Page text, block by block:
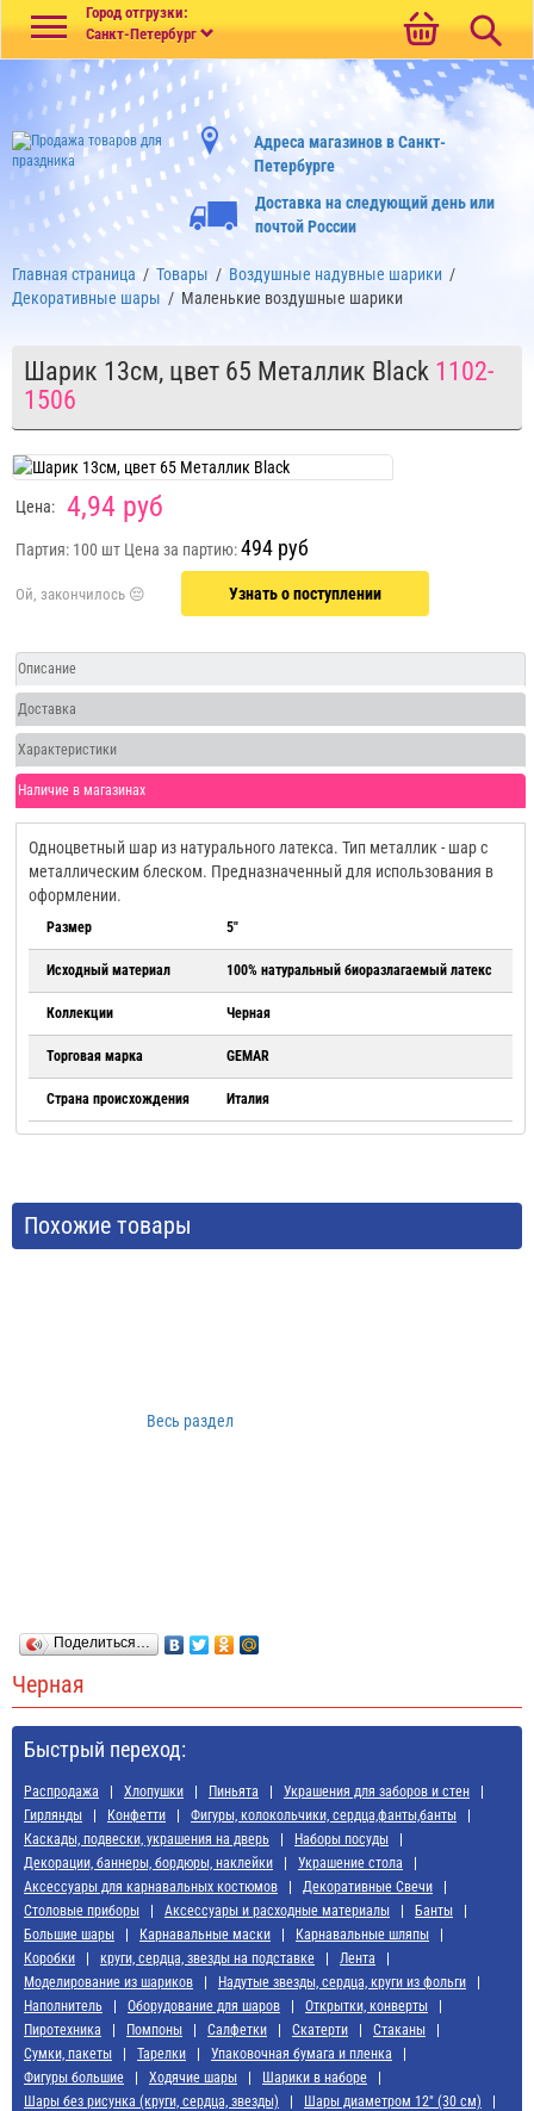
Город отгрузки:
Санкт-Петербург
Адреса магазинов в Санкт-
Петербурге
Доставка на следующий день или
почтой России
Главная страница / Товары / Воздушные надувные шарики /
Декоративные шары / Маленькие воздушные шарики
Шарик 13см, цвет 65 Металлик Black 1102-
1506
Цена: 4,94 руб
Партия: 100 шт Цена за партию:494 руб
Узнать о поступлении
Описание
Доставка
Характеристики
Наличие в магазинах
Одноцветный шар из натурального латекса. Тип металлик - шар с
металлическим блеском. Предназначенный для использования в
оформлении.
Размер 5"
Исходный материал 100% натуральный биоразлагаемый латекс
Коллекции Черная
Торговая марка GEMAR
Страна происхождения Италия
Похожие товары
Весь раздел
Поделиться…
Черная
Быстрый переход:
Распродажа Хлопушки Пиньята
Украшения для заборов и стен
Гирлянды
Конфетти
Фигуры, колокольчики, сердца,фанты,банты
Каскады, подвески, украшения на дверь
Наборы посуды
Декорации, баннеры, бордюры, наклейки
Украшение стола
Аксессуары для карнавальных костюмов
Декоративные Свечи
Cтоловые приборы
Аксессуары и расходные материалы
Банты
Большие шары
Карнавальные маски
Карнавальные шляпы
Коробки
круги, сердца, звезды на подставке
Лента
Моделирование из шариков
Надутые звезды, сердца, круги из фольги
Наполнитель
Оборудование для шаров
Открытки, конверты
Пиротехника
Помпоны Салфетки Скатерти
Стаканы
Сумки, пакеты
Тарелки
Упаковочная бумага и пленка
Фигуры большие
Ходячие шары
Шарики в наборе
Шары без рисунка (круги, сердца, звезды)
Шары диаметром 12" (30 см)